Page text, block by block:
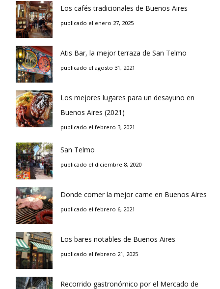
Los cafés tradicionales de Buenos Aires
publicado el enero 27, 2025
Atis Bar, la mejor terraza de San Telmo
publicado el agosto 31, 2021
Los mejores lugares para un desayuno en
Buenos Aires (2021)
publicado el febrero 3, 2021
San Telmo
publicado el diciembre 8, 2020
Donde comer la mejor carne en Buenos Aires
publicado el febrero 6, 2021
Los bares notables de Buenos Aires
publicado el febrero 21, 2025
Recorrido gastronómico por el Mercado de